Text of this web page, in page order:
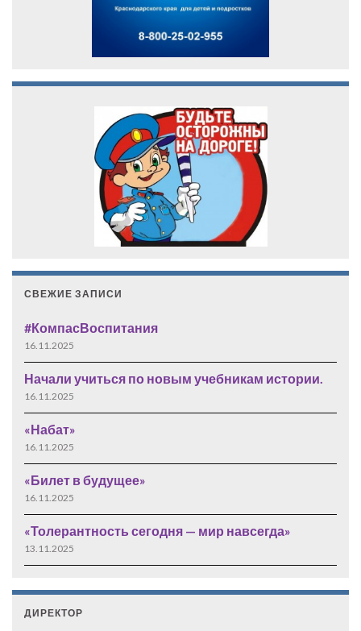
СВЕЖИЕ ЗАПИСИ
#КомпасВоспитания
16.11.2025
Начали учиться по новым учебникам истории.
16.11.2025
«Набат»
16.11.2025
«Билет в будущее»
16.11.2025
«Толерантность сегодня — мир навсегда»
13.11.2025
ДИРЕКТОР